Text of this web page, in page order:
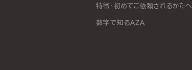
特徴・初めてご依頼されるかたへ
数字で知るAZA